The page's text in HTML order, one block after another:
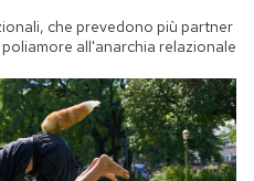
che prevedono più partner
all'anarchia relazionale